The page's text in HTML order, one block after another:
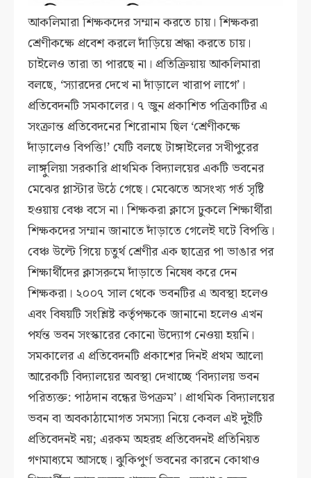
আকলিমারা শিক্ষকদের সম্মান করতে চায়। শিক্ষকরা
শ্রেণীকক্ষে প্রবেশ করলে দাঁড়িয়ে শ্রদ্ধা করতে চায়।
চাইলেও তারা তা পারছে না। প্রতিক্রিয়ায় আকলিমারা
বলছে, ‘স্যারদের দেখে না দাঁড়ালে খারাপ লাগে’।
প্রতিবেদনটি সমকালের। ৭ জুন প্রকাশিত পত্রিকাটির এ
সংক্রান্ত প্রতিবেদনের শিরোনাম ছিল ‘শ্রেণীকক্ষে
দাঁড়ালেও বিপত্তি!’ যেটি বলছে টাঙ্গাইলের সখীপুরের
লাঙ্গুলিয়া সরকারি প্রাথমিক বিদ্যালয়ের একটি ভবনের
মেঝের প্লাস্টার উঠে গেছে। মেঝেতে অসংখ্য গর্ত সৃষ্টি
হওয়ায় বেঞ্চ বসে না। শিক্ষকরা ক্লাসে ঢুকলে শিক্ষার্থীরা
শিক্ষকদের সম্মান জানাতে দাঁড়াতে গেলেই ঘটে বিপত্তি।
বেঞ্চ উল্টে গিয়ে চতুর্থ শ্রেণীর এক ছাত্রের পা ভাঙার পর
শিক্ষার্থীদের ক্লাসরুমে দাঁড়াতে নিষেধ করে দেন
শিক্ষকরা। ২০০৭ সাল থেকে ভবনটির এ অবস্থা হলেও
এবং বিষয়টি সংশ্লিষ্ট কর্তৃপক্ষকে জানানো হলেও এখন
পর্যন্ত ভবন সংস্কারের কোনো উদ্যোগ নেওয়া হয়নি।
সমকালের এ প্রতিবেদনটি প্রকাশের দিনই প্রথম আলো
আরেকটি বিদ্যালয়ের অবস্থা দেখাচ্ছে ‘বিদ্যালয় ভবন
পরিত্যক্ত: পাঠদান বন্ধের উপক্রম’। প্রাথমিক বিদ্যালয়ের
ভবন বা অবকাঠামোগত সমস্যা নিয়ে কেবল এই দুইটি
প্রতিবেদনই নয়; এরকম অহরহ প্রতিবেদনই প্রতিনিয়ত
গণমাধ্যমে আসছে। ঝুকিপুর্ণ ভবনের কারনে কোথাও